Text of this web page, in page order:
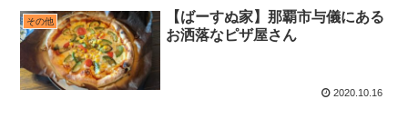
その他
【ばーすぬ家】那覇市与儀にある
お洒落なピザ屋さん
2020.10.16